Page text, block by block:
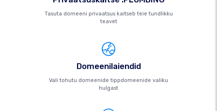
Tasuta domeeni privaatsus kaitseb teie tundlikku
teavet
Domeenilaiendid
Vali tohutu domeenide tippdomeenide valiku
hulgast